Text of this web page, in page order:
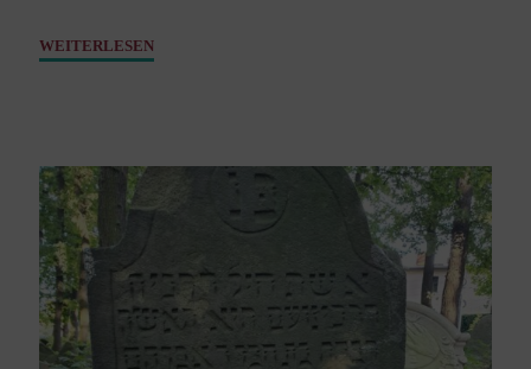
WEITERLESEN"Josef,
09.